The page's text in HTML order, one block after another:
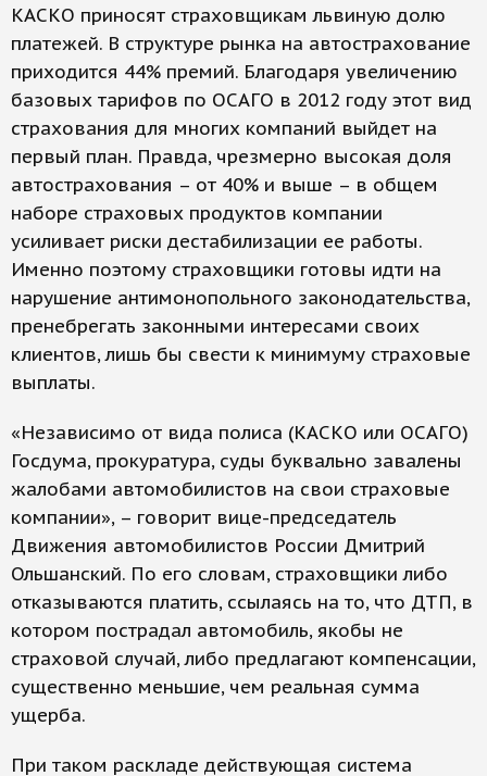
КАСКО приносят страховщикам львиную долю
платежей. В структуре рынка на автострахование
приходится 44% премий. Благодаря увеличению
базовых тарифов по ОСАГО в 2012 году этот вид
страхования для многих компаний выйдет на
первый план. Правда, чрезмерно высокая доля
автострахования – от 40% и выше – в общем
наборе страховых продуктов компании
усиливает риски дестабилизации ее работы.
Именно поэтому страховщики готовы идти на
нарушение антимонопольного законодательства,
пренебрегать законными интересами своих
клиентов, лишь бы свести к минимуму страховые
выплаты.
«Независимо от вида полиса (КАСКО или ОСАГО)
Госдума, прокуратура, суды буквально завалены
жалобами автомобилистов на свои страховые
компании», – говорит вице-председатель
Движения автомобилистов России Дмитрий
Ольшанский. По его словам, страховщики либо
отказываются платить, ссылаясь на то, что ДТП, в
котором пострадал автомобиль, якобы не
страховой случай, либо предлагают компенсации,
существенно меньшие, чем реальная сумма
ущерба.
При таком раскладе действующая система